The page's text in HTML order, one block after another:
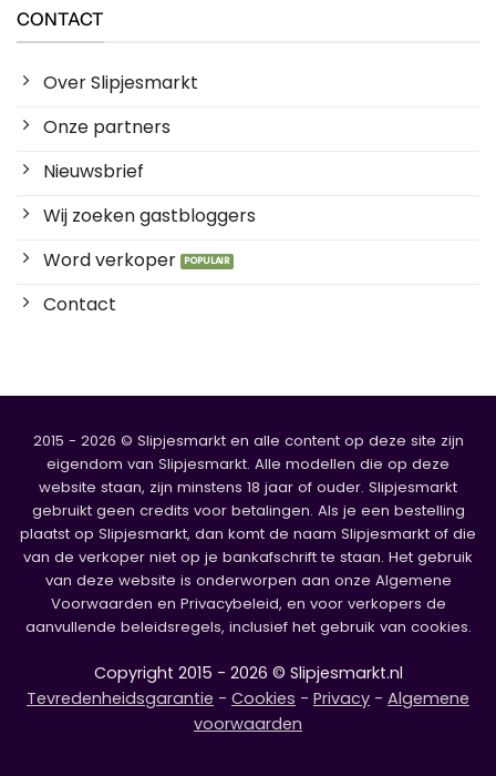
CONTACT
Over Slipjesmarkt
Onze partners
Nieuwsbrief
Wij zoeken gastbloggers
Word verkoper
Contact
2015 - 2026 © Slipjesmarkt en alle content op deze site zijn
eigendom van Slipjesmarkt. Alle modellen die op deze
website staan, zijn minstens 18 jaar of ouder. Slipjesmarkt
gebruikt geen credits voor betalingen. Als je een bestelling
plaatst op Slipjesmarkt, dan komt de naam Slipjesmarkt of die
van de verkoper niet op je bankafschrift te staan. Het gebruik
van deze website is onderworpen aan onze Algemene
Voorwaarden en Privacybeleid, en voor verkopers de
aanvullende beleidsregels, inclusief het gebruik van cookies.
Copyright 2015 - 2026 © Slipjesmarkt.nl
Tevredenheidsgarantie - Cookies - Privacy - Algemene
voorwaarden